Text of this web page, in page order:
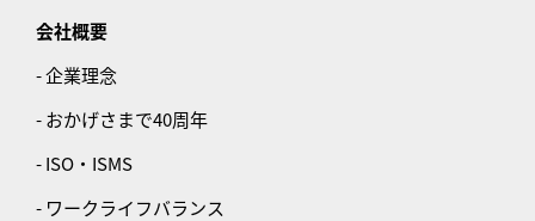
会社概要
- 企業理念
- おかげさまで40周年
- ISO・ISMS
- ワークライフバランス